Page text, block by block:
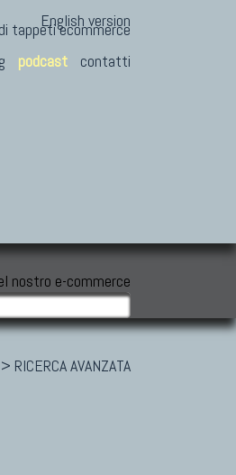
English version
podcast contatti
> RICERCA AVANZATA